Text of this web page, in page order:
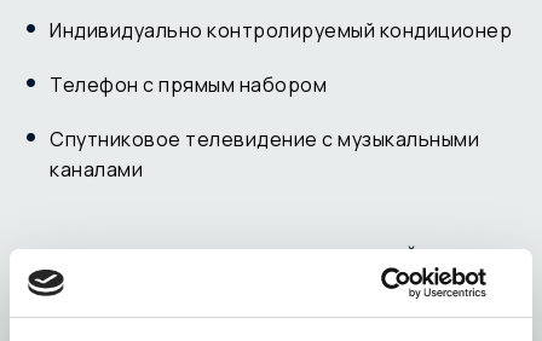
Индивидуально контролируемый кондиционер
Телефон с прямым набором
Спутниковое телевидение с музыкальными
каналами
ХАРАКТЕРИСТИКИ БАССЕЙНА